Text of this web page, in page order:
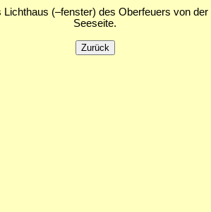
Lichthaus (–fenster) des Oberfeuers von der
Seeseite.